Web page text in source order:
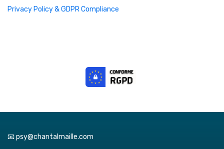
Privacy Policy & GDPR Compliance
📧 psy@chantalmaille.com